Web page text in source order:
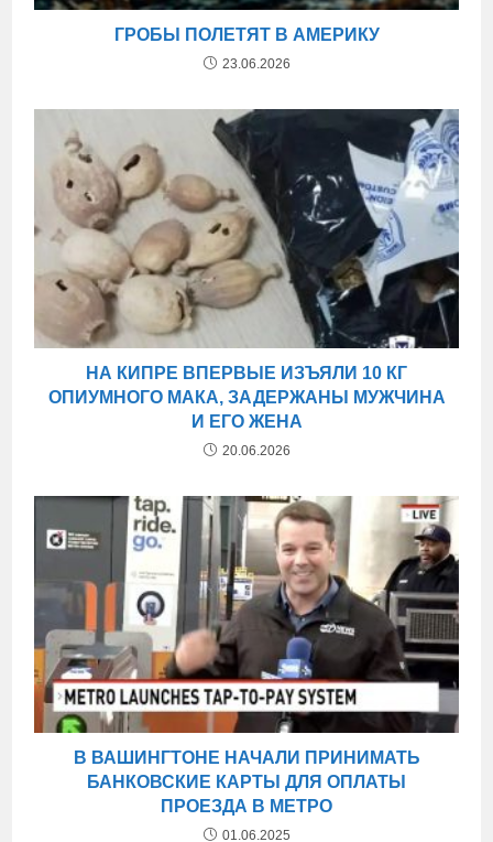
ГРОБЫ ПОЛЕТЯТ В АМЕРИКУ
23.06.2026
НА КИПРЕ ВПЕРВЫЕ ИЗЪЯЛИ 10 КГ
ОПИУМНОГО МАКА, ЗАДЕРЖАНЫ МУЖЧИНА
И ЕГО ЖЕНА
20.06.2026
В ВАШИНГТОНЕ НАЧАЛИ ПРИНИМАТЬ
БАНКОВСКИЕ КАРТЫ ДЛЯ ОПЛАТЫ
ПРОЕЗДА В МЕТРО
01.06.2025